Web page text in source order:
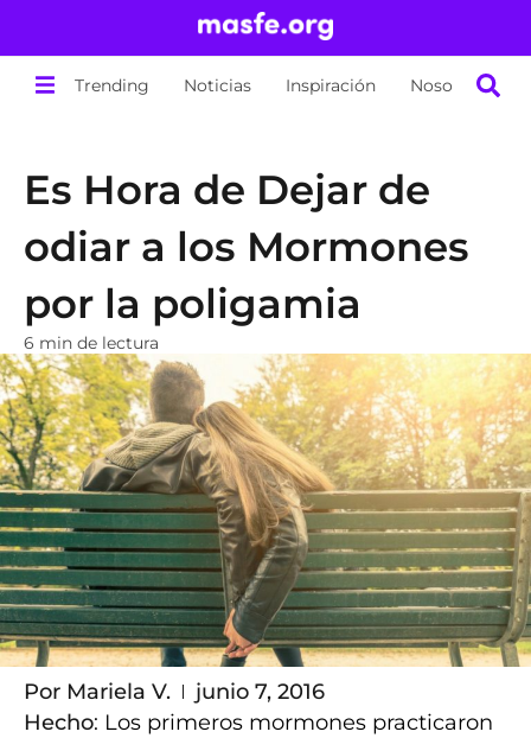
Trending Noticias Inspiración Nosotros
Es Hora de Dejar de
odiar a los Mormones
por la poligamia
6 min de lectura
Por Mariela V.
junio 7, 2016
Hecho: Los primeros mormones practicaron